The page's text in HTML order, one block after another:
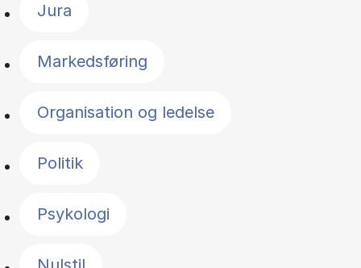
Jura
Markedsføring
Organisation og ledelse
Politik
Psykologi